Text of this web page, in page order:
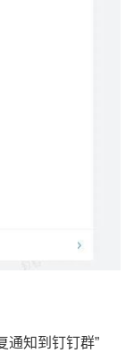
通知到钉钉群”